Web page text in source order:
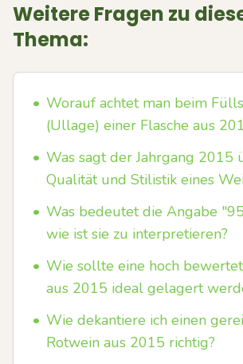
Weitere Fragen zu
Thema:
• Worauf achtet man beim
(Ullage) einer Flasche aus
• Was sagt der Jahrgang 2015
Qualität und Stilistik eines
• Was bedeutet die Angabe
wie ist sie zu interpretieren?
• Wie sollte eine hoch
aus 2015 ideal gelagert
• Wie dekantiere ich einen
Rotwein aus 2015 richtig?